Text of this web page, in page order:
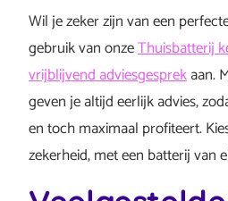
Wil je zeker zijn van een
gebruik van onzeThuisbatterij
vrijblijvend adviesgesprekaan.
geven je altijd eerlijk advies,
en toch maximaal profiteert.
zekerheid, met een batterij van